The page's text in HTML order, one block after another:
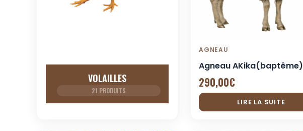
VOLAILLES
21 PRODUITS
AGNEAU
Agneau AKika(baptême)
290,00€
LIRE LA SUITE